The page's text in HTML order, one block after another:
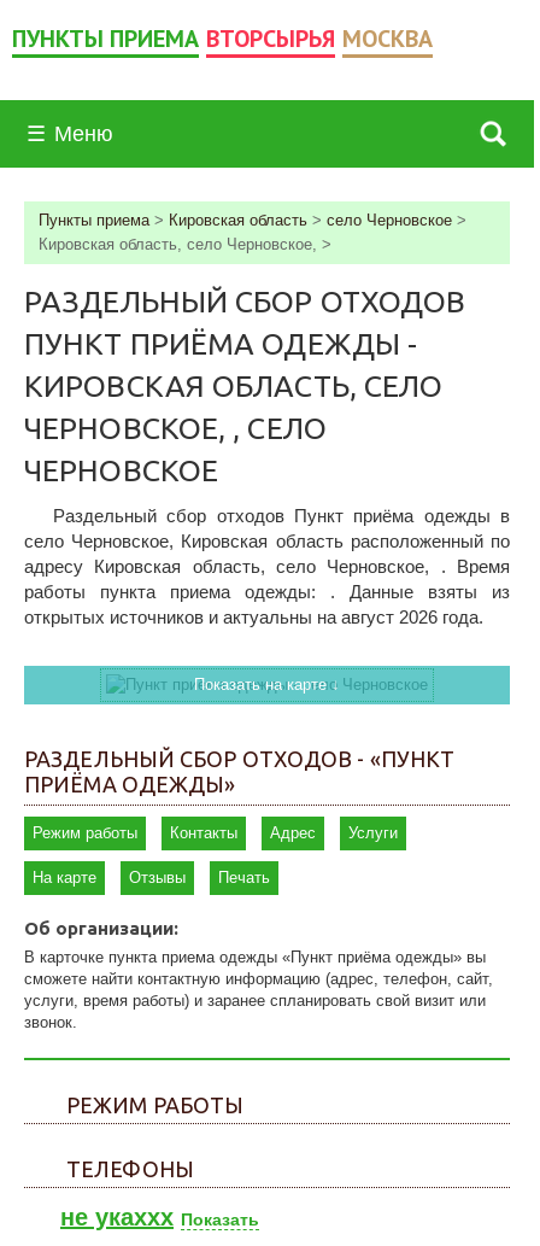
ПУНКТЫ ПРИЕМА ВТОРСЫРЬЯ МОСКВА
☰ Меню
Пункты приема> Кировская область > село Черновское >
Кировская область, село Черновское, >
РАЗДЕЛЬНЫЙ СБОР ОТХОДОВ
ПУНКТ ПРИЁМА ОДЕЖДЫ -
КИРОВСКАЯ ОБЛАСТЬ, СЕЛО
ЧЕРНОВСКОЕ, , СЕЛО
ЧЕРНОВСКОЕ
Раздельный сбор отходов Пункт приёма одежды в
село Черновское, Кировская область расположенный по
адресу Кировская область, село Черновское, . Время
работы пункта приема одежды: . Данные взяты из
открытых источников и актуальны на август 2026 года.
Показать на карте ↓
РАЗДЕЛЬНЫЙ СБОР ОТХОДОВ - «ПУНКТ
ПРИЁМА ОДЕЖДЫ»
Режим работы Контакты Адрес Услуги
На карте Отзывы Печать
Об организации:
В карточке пункта приема одежды «Пункт приёма одежды» вы
сможете найти контактную информацию (адрес, телефон, сайт,
услуги, время работы) и заранее спланировать свой визит или
звонок.
РЕЖИМ РАБОТЫ
ТЕЛЕФОНЫ
не укаxxx Показать